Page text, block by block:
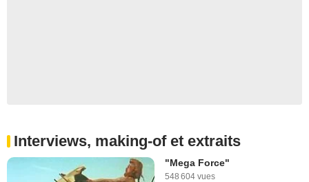
Interviews, making-of et extraits
"Mega Force"
548 604 vues